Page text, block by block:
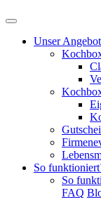
Unser Angebot
So
So
FAQ